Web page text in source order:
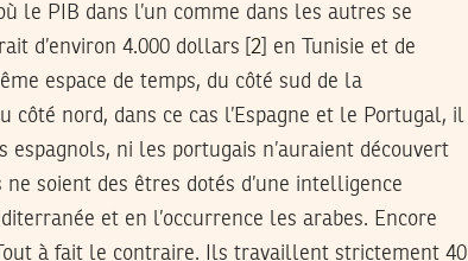
le PIB dans l’un comme dans les autres se
d’environ 4.000 dollars [ 2 ] en Tunisie et de
espace de temps, du côté sud de la
nord, dans ce cas l’Espagne et le Portugal, il
ni les portugais n’auraient découvert
soient des êtres dotés d’une intelligence
et en l’occurrence les arabes. Encore
à fait le contraire. Ils travaillent strictement 40